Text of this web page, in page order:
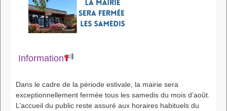
Information
Dans le cadre de la période estivale, la mairie sera
exceptionnellement fermée tous les samedis du mois d’août.
L’accueil du public reste assuré aux horaires habituels du